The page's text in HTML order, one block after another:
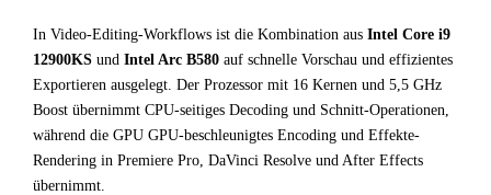
In Video-Editing-Workflows ist die Kombination aus Intel Core i9
12900KS und Intel Arc B580 auf schnelle Vorschau und effizientes
Exportieren ausgelegt. Der Prozessor mit 16 Kernen und 5,5 GHz
Boost übernimmt CPU-seitiges Decoding und Schnitt-Operationen,
während die GPU GPU-beschleunigtes Encoding und Effekte-
Rendering in Premiere Pro, DaVinci Resolve und After Effects
übernimmt.